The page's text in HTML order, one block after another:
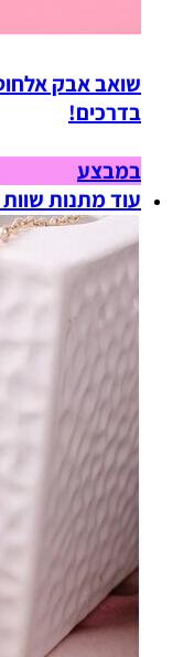
שואב אבק
בדרכים!
במבצע
עוד מתנות שוות